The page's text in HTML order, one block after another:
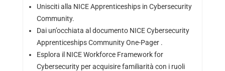
Unisciti alla NICE Apprenticeships in Cybersecurity
Community.
Dai un’occhiata al documento NICE Cybersecurity
Apprenticeships Community One-Pager .
Esplora il NICE Workforce Framework for
Cybersecurity per acquisire familiarità con i ruoli